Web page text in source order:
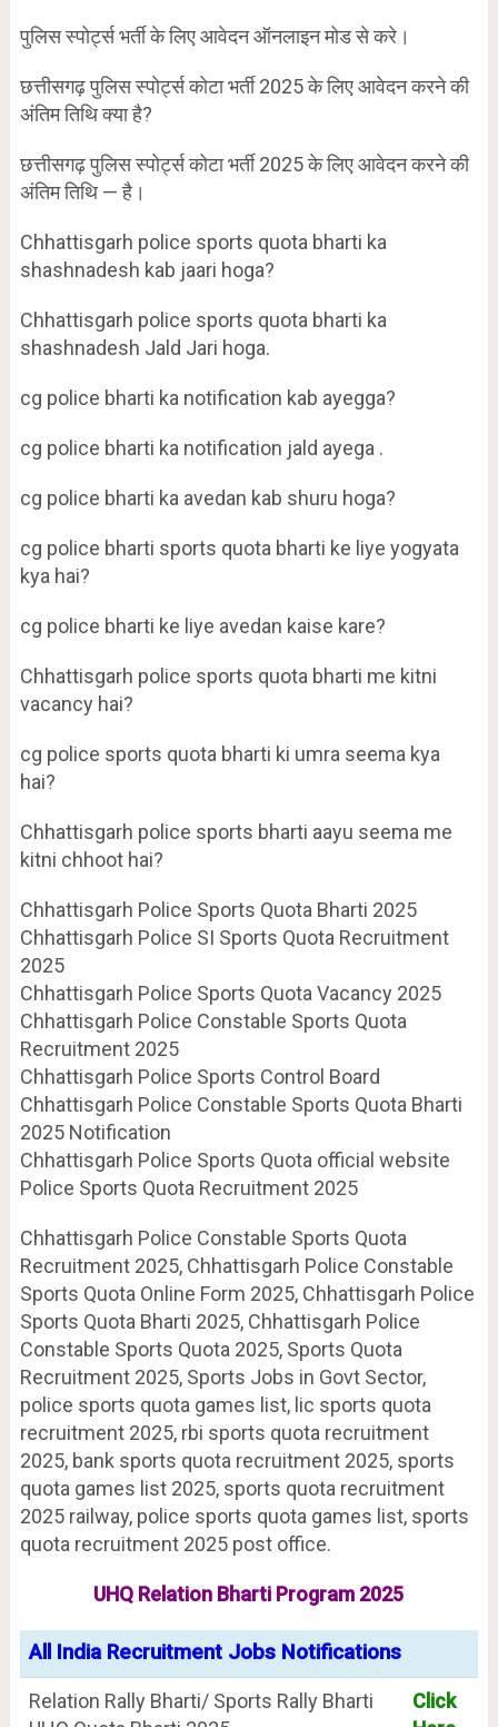
पुलिस स्पोर्ट्स भर्ती के लिए आवेदन ऑनलाइन मोड से करे।
छत्तीसगढ़ पुलिस स्पोर्ट्स कोटा भर्ती 2025 के लिए आवेदन करने की
अंतिम तिथि क्या है?
छत्तीसगढ़ पुलिस स्पोर्ट्स कोटा भर्ती 2025 के लिए आवेदन करने की
अंतिम तिथि — है।
Chhattisgarh police sports quota bharti ka
shashnadesh kab jaari hoga?
Chhattisgarh police sports quota bharti ka
shashnadesh Jald Jari hoga.
cg police bharti ka notification kab ayegga?
cg police bharti ka notification jald ayega .
cg police bharti ka avedan kab shuru hoga?
cg police bharti sports quota bharti ke liye yogyata
kya hai?
cg police bharti ke liye avedan kaise kare?
Chhattisgarh police sports quota bharti me kitni
vacancy hai?
cg police sports quota bharti ki umra seema kya
hai?
Chhattisgarh police sports bharti aayu seema me
kitni chhoot hai?
Chhattisgarh Police Sports Quota Bharti 2025
Chhattisgarh Police SI Sports Quota Recruitment
2025
Chhattisgarh Police Sports Quota Vacancy 2025
Chhattisgarh Police Constable Sports Quota
Recruitment 2025
Chhattisgarh Police Sports Control Board
Chhattisgarh Police Constable Sports Quota Bharti
2025 Notification
Chhattisgarh Police Sports Quota official website
Police Sports Quota Recruitment 2025
Chhattisgarh Police Constable Sports Quota
Recruitment 2025, Chhattisgarh Police Constable
Sports Quota Online Form 2025, Chhattisgarh Police
Sports Quota Bharti 2025, Chhattisgarh Police
Constable Sports Quota 2025, Sports Quota
Recruitment 2025, Sports Jobs in Govt Sector,
police sports quota games list, lic sports quota
recruitment 2025, rbi sports quota recruitment
2025, bank sports quota recruitment 2025, sports
quota games list 2025, sports quota recruitment
2025 railway, police sports quota games list, sports
quota recruitment 2025 post office.
UHQ Relation Bharti Program 2025
All India Recruitment Jobs Notifications
Relation Rally Bharti/ Sports Rally Bharti
Click